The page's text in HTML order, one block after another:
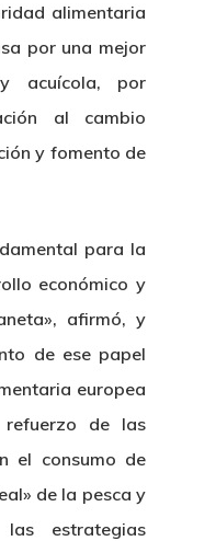
alimentaria
por una mejor
acuícola, por
al cambio
y fomento de
para la
económico y
afirmó, y
de ese papel
europea
de las
el consumo de
de la pesca y
estrategias